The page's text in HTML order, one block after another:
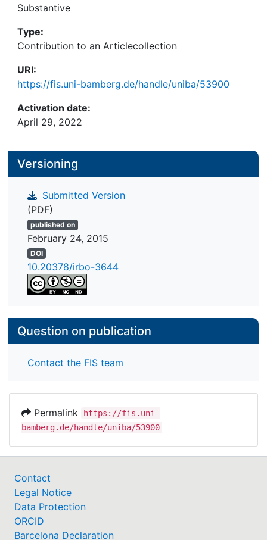
Substantive
Type:
Contribution to an Articlecollection
URI:
https://fis.uni-bamberg.de/handle/uniba/53900
Activation date:
April 29, 2022
Versioning
Submitted Version
(PDF)
published on
February 24, 2015
DOI
10.20378/irbo-3644
Question on publication
Contact the FIS team
Permalink
https://fis.uni-
bamberg.de/handle/uniba/53900
Contact
Legal Notice
Data Protection
ORCID
Barcelona Declaration